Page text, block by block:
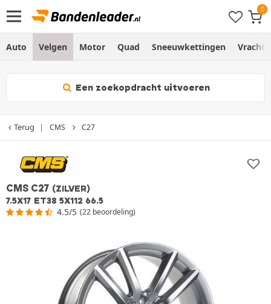
Auto Velgen Motor Quad Sneeuwkettingen
Een zoekopdracht uitvoeren
Terug CMS C27
CMS C27 (ZILVER)
7.5X17 ET38 5X112 66.5
4.5/5 (22 beoordeling)